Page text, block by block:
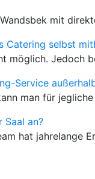
mit
Catering selbst
möglich. Jedoch
Service
man für
Saal an?
hat jahrelange